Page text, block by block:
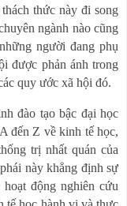
thức này đi song
ngành nào cũng
người đang phụ
được phản ánh trong
quy ước xã hội đó.
đào tạo bậc đại học
đến Z về kinh tế học,
trị nhất quán của
này khẳng định sự
động nghiên cứu